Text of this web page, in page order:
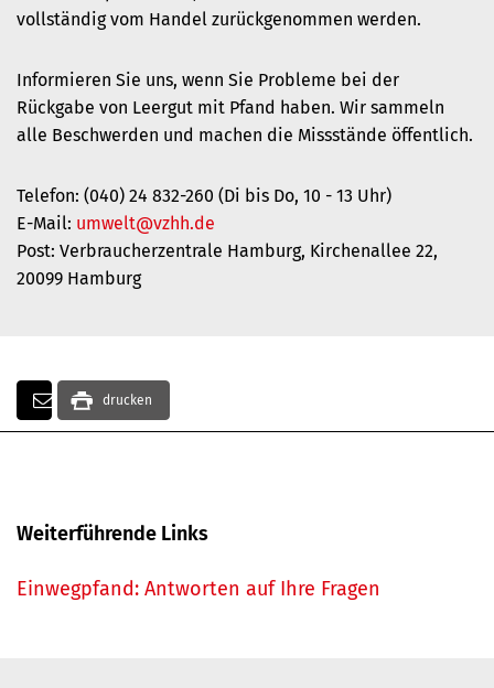
vollständig vom Handel zurückgenommen werden.
Informieren Sie uns, wenn Sie Probleme bei der
Rückgabe von Leergut mit Pfand haben. Wir sammeln
alle Beschwerden und machen die Missstände öffentlich.
Telefon: (040) 24 832-260 (Di bis Do, 10 - 13 Uhr)
E-Mail: umwelt@vzhh.de
Post: Verbraucherzentrale Hamburg, Kirchenallee 22,
20099 Hamburg
drucken
Weiterführende Links
Einwegpfand: Antworten auf Ihre Fragen